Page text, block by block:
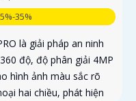
35%
là giải pháp an ninh
độ, độ phân giải 4MP
hình ảnh màu sắc rõ
hai chiều, phát hiện